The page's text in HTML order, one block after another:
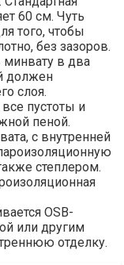
60 см. Чуть
того, чтобы
без зазоров.
минвату в два
должен
слоя.
пустоты и
пеной.
с внутренней
степлером.
OSB-
или другим
отделку.